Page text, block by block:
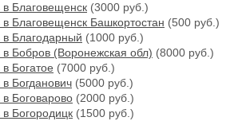
в Благовещенск (3000 руб.)
в Благовещенск Башкортостан (500 руб.)
в Благодарный (1000 руб.)
в Бобров (Воронежская обл) (8000 руб.)
в Богатое (7000 руб.)
в Богданович (5000 руб.)
в Боговарово (2000 руб.)
в Богородицк (1500 руб.)